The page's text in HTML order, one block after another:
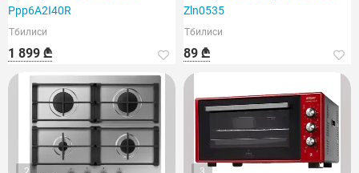
Ppp6A2I40R
Тбилиси
1 899 ₾
Zln0535
Тбилиси
89 ₾